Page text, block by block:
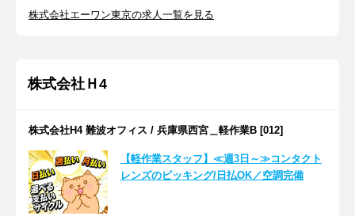
株式会社エーワン東京の求人一覧を見る
株式会社Ｈ4
株式会社H4 難波オフィス / 兵庫県西宮＿軽作業B [012]
【軽作業スタッフ】≪週3日～≫コンタクト
レンズのピッキング/日払OK／空調完備